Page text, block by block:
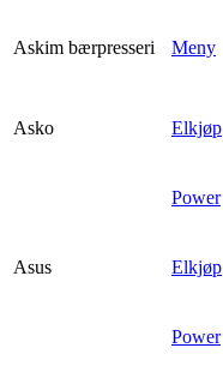
Askim bærpresseri Meny
Asko Elkjøp
Power
Asus Elkjøp
Power